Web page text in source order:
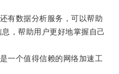
数据分析服务，可以帮助
，帮助用户更好地掌握自己
个值得信赖的网络加速工